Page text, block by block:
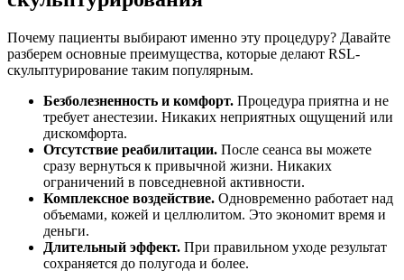
Почему пациенты выбирают именно эту процедуру? Давайте
разберем основные преимущества, которые делают RSL-
скульптурирование таким популярным.
Безболезненность и комфорт. Процедура приятна и не
требует анестезии. Никаких неприятных ощущений или
дискомфорта.
Отсутствие реабилитации. После сеанса вы можете
сразу вернуться к привычной жизни. Никаких
ограничений в повседневной активности.
Комплексное воздействие. Одновременно работает над
объемами, кожей и целлюлитом. Это экономит время и
деньги.
Длительный эффект. При правильном уходе результат
сохраняется до полугода и более.